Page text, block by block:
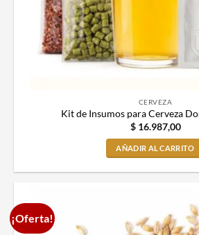
CERVEZA
Kit de Insumos para Cerveza
$16.987,00
AÑADIR AL CARRITO
¡Oferta!